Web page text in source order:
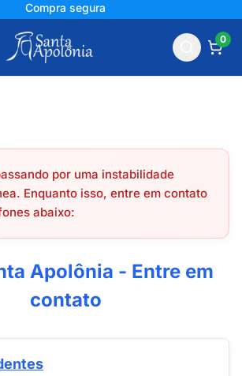
Compra segura
0
por uma instabilidade
Enquanto isso, entre em contato
abaixo:
Apolônia - Entre em
contato